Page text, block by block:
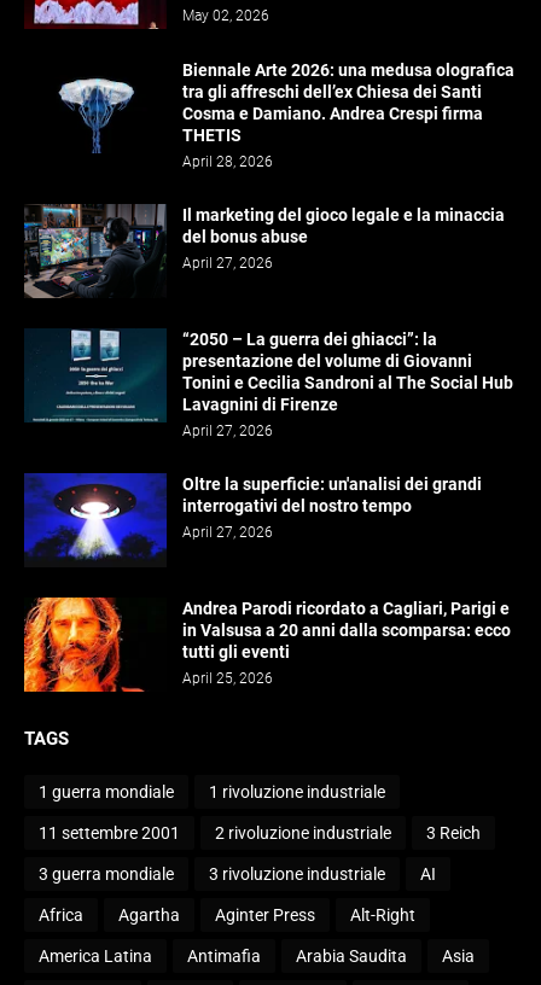
May 02, 2026
Biennale Arte 2026: una medusa olografica
tra gli affreschi dell’ex Chiesa dei Santi
Cosma e Damiano. Andrea Crespi firma
THETIS
April 28, 2026
Il marketing del gioco legale e la minaccia
del bonus abuse
April 27, 2026
“2050 – La guerra dei ghiacci”: la
presentazione del volume di Giovanni
Tonini e Cecilia Sandroni al The Social Hub
Lavagnini di Firenze
April 27, 2026
Oltre la superficie: un'analisi dei grandi
interrogativi del nostro tempo
April 27, 2026
Andrea Parodi ricordato a Cagliari, Parigi e
in Valsusa a 20 anni dalla scomparsa: ecco
tutti gli eventi
April 25, 2026
TAGS
1 guerra mondiale 1 rivoluzione industriale
11 settembre 2001 2 rivoluzione industriale 3 Reich
3 guerra mondiale 3 rivoluzione industriale AI
Africa Agartha Aginter Press Alt-Right
America Latina Antimafia Arabia Saudita Asia